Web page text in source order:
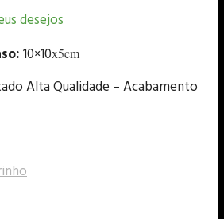
desejos
10×10x5cm
Alta Qualidade – Acabamento